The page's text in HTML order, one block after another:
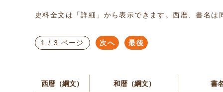
史料全文は「詳細」から表示できます。西暦、書名
1 / 3 ページ 次へ 最後
西暦（綱文） 和暦（綱文） 書